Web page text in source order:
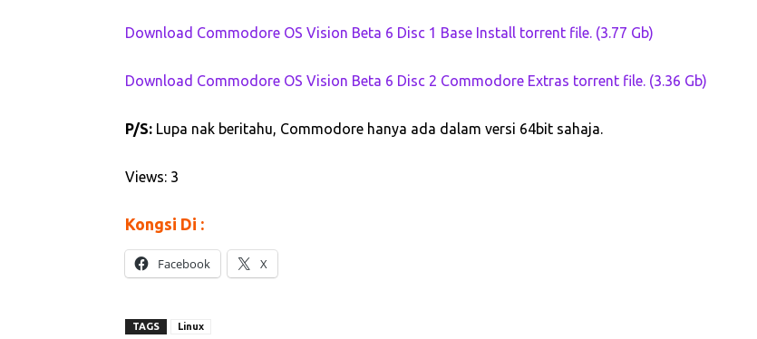
Download Commodore OS Vision Beta 6 Disc 1 Base Install torrent file. (3.77 Gb)
Download Commodore OS Vision Beta 6 Disc 2 Commodore Extras torrent file. (3.36 Gb)
P/S: Lupa nak beritahu, Commodore hanya ada dalam versi 64bit sahaja.
Views: 3
Kongsi Di :
Facebook X
TAGS Linux